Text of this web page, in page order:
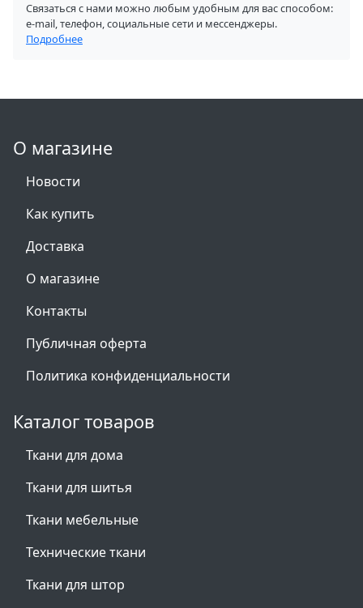
Связаться с нами можно любым удобным для вас способом:
e-mail, телефон, социальные сети и мессенджеры.
Подробнее
О магазине
Новости
Как купить
Доставка
О магазине
Контакты
Публичная оферта
Политика конфиденциальности
Каталог товаров
Ткани для дома
Ткани для шитья
Ткани мебельные
Технические ткани
Ткани для штор